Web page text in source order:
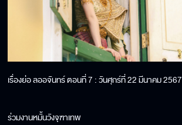
เรื่องย่อ ลออจันทร์ ตอนที่ 7 : วันศุกร์ที่ 22 มีนาคม 2567
ร่วมงานหมั้นวังจุฑาเทพ